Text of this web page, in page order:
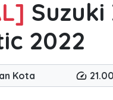
Suzuki
2022
Kota